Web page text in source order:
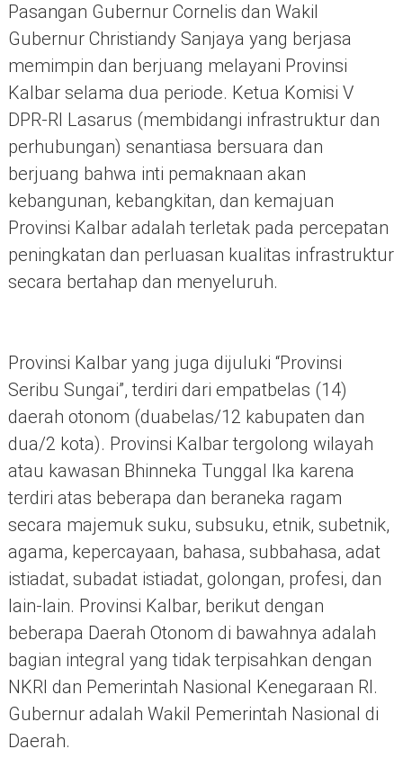
Pasangan Gubernur Cornelis dan Wakil
Gubernur Christiandy Sanjaya yang berjasa
memimpin dan berjuang melayani Provinsi
Kalbar selama dua periode. Ketua Komisi V
DPR-RI Lasarus (membidangi infrastruktur dan
perhubungan) senantiasa bersuara dan
berjuang bahwa inti pemaknaan akan
kebangunan, kebangkitan, dan kemajuan
Provinsi Kalbar adalah terletak pada percepatan
peningkatan dan perluasan kualitas infrastruktur
secara bertahap dan menyeluruh.
Provinsi Kalbar yang juga dijuluki “Provinsi
Seribu Sungai”, terdiri dari empatbelas (14)
daerah otonom (duabelas/12 kabupaten dan
dua/2 kota). Provinsi Kalbar tergolong wilayah
atau kawasan Bhinneka Tunggal Ika karena
terdiri atas beberapa dan beraneka ragam
secara majemuk suku, subsuku, etnik, subetnik,
agama, kepercayaan, bahasa, subbahasa, adat
istiadat, subadat istiadat, golongan, profesi, dan
lain-lain. Provinsi Kalbar, berikut dengan
beberapa Daerah Otonom di bawahnya adalah
bagian integral yang tidak terpisahkan dengan
NKRI dan Pemerintah Nasional Kenegaraan RI.
Gubernur adalah Wakil Pemerintah Nasional di
Daerah.